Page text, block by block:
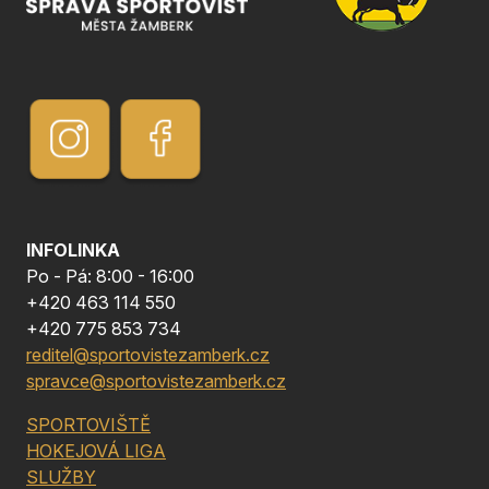
INFOLINKA
Po - Pá: 8:00 - 16:00
+420 463 114 550
+420 775 853 734
reditel@sportovistezamberk.cz
spravce@sportovistezamberk.cz
SPORTOVIŠTĚ
HOKEJOVÁ LIGA
SLUŽBY